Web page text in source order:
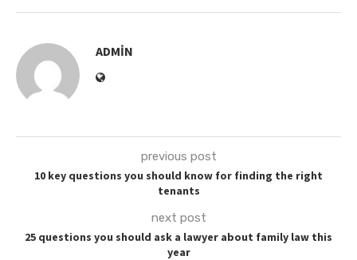
ADMIN
previous post
10 key questions you should know for finding the right
tenants
next post
25 questions you should ask a lawyer about family law this
year